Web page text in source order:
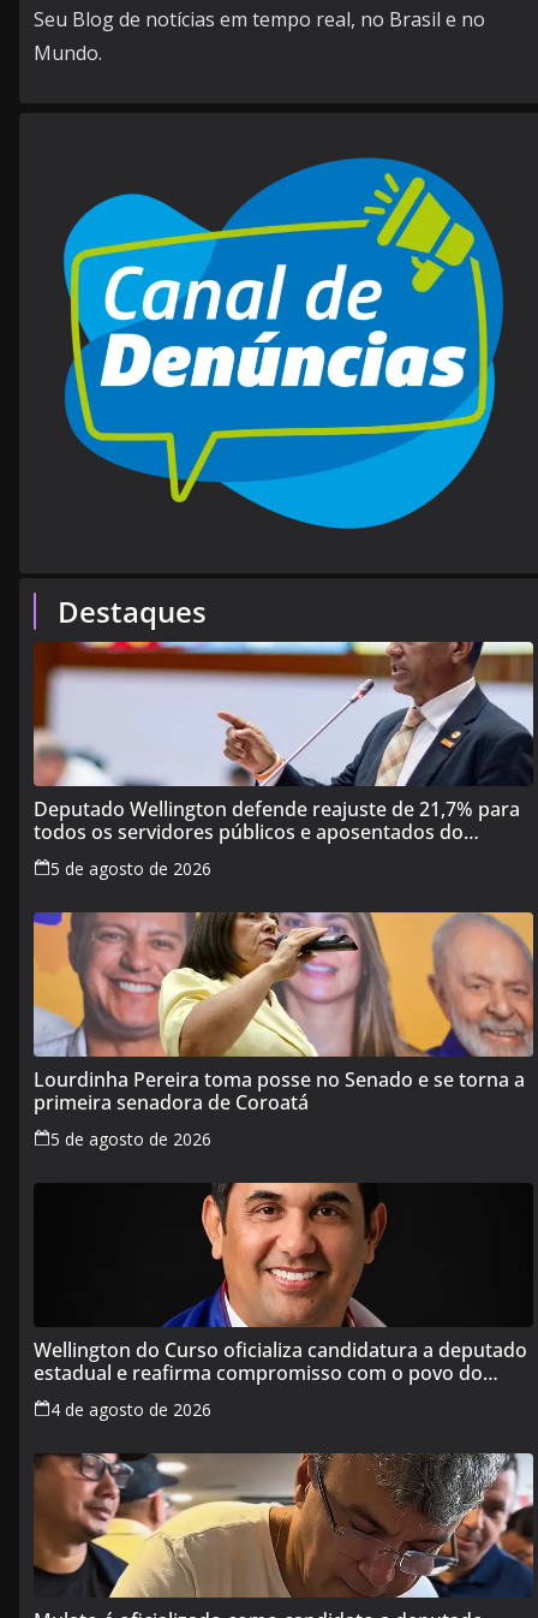
Seu Blog de notícias em tempo real, no Brasil e no
Mundo.
Destaques
Deputado Wellington defende reajuste de 21,7% para
todos os servidores públicos e aposentados do
Maranhão
5 de agosto de 2026
Lourdinha Pereira toma posse no Senado e se torna a
primeira senadora de Coroatá
5 de agosto de 2026
Wellington do Curso oficializa candidatura a deputado
estadual e reafirma compromisso com o povo do
Maranhão
4 de agosto de 2026